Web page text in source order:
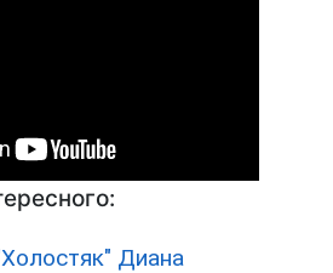
Диана